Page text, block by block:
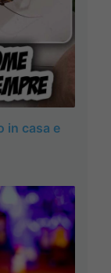
in casa e